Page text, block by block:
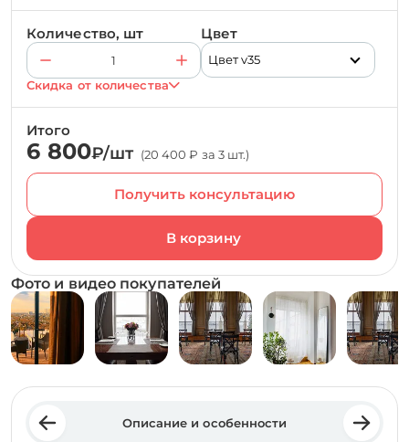
Количество, шт Цвет
Цвет v35
Скидка от количества
Итого
6 800₽/шт (20 400 ₽ за 3 шт.)
Получить консультацию
Фото и видео покупателей
Описание и особенности